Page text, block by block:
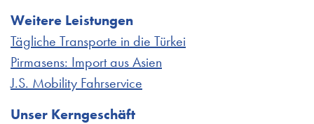
Weitere Leistungen
Tägliche Transporte in die Türkei
Pirmasens: Import aus Asien
J.S. Mobility Fahrservice
Unser Kerngeschäft